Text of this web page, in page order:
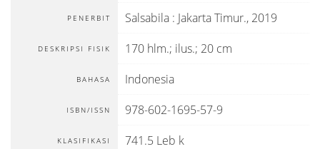
PENERBIT Salsabila : Jakarta Timur., 2019
DESKRIPSI FISIK 170 hlm.; ilus.; 20 cm
BAHASA Indonesia
ISBN/ISSN 978-602-1695-57-9
KLASIFIKASI 741.5 Leb k